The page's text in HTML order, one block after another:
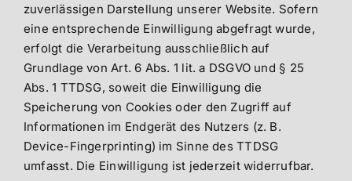
zuverlässigen Darstellung unserer Website. Sofern
eine entsprechende Einwilligung abgefragt wurde,
erfolgt die Verarbeitung ausschließlich auf
Grundlage von Art. 6 Abs. 1 lit. a DSGVO und § 25
Abs. 1 TTDSG, soweit die Einwilligung die
Speicherung von Cookies oder den Zugriff auf
Informationen im Endgerät des Nutzers (z. B.
Device-Fingerprinting) im Sinne des TTDSG
umfasst. Die Einwilligung ist jederzeit widerrufbar.